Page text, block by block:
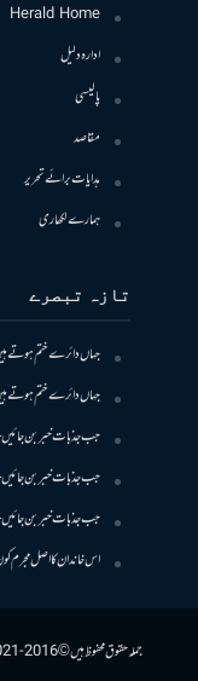
Herald Home
ادارہ دلیل
پالیسی
مقاصد
ہدایات برائے تحریر
ہمارے لکھاری
تازہ تبصرے
جہاں دائرے ختم ہوتے
جہاں دائرے ختم ہوتے
جب جذبات خبر بن جائیں
جب جذبات خبر بن جائیں
جب جذبات خبر بن جائیں
اس خاندان کا اصل مجرم
جملہ حقوق محفوظ ہیں © 2016-2021 دلیل (ڈاٹ پی کے)۔